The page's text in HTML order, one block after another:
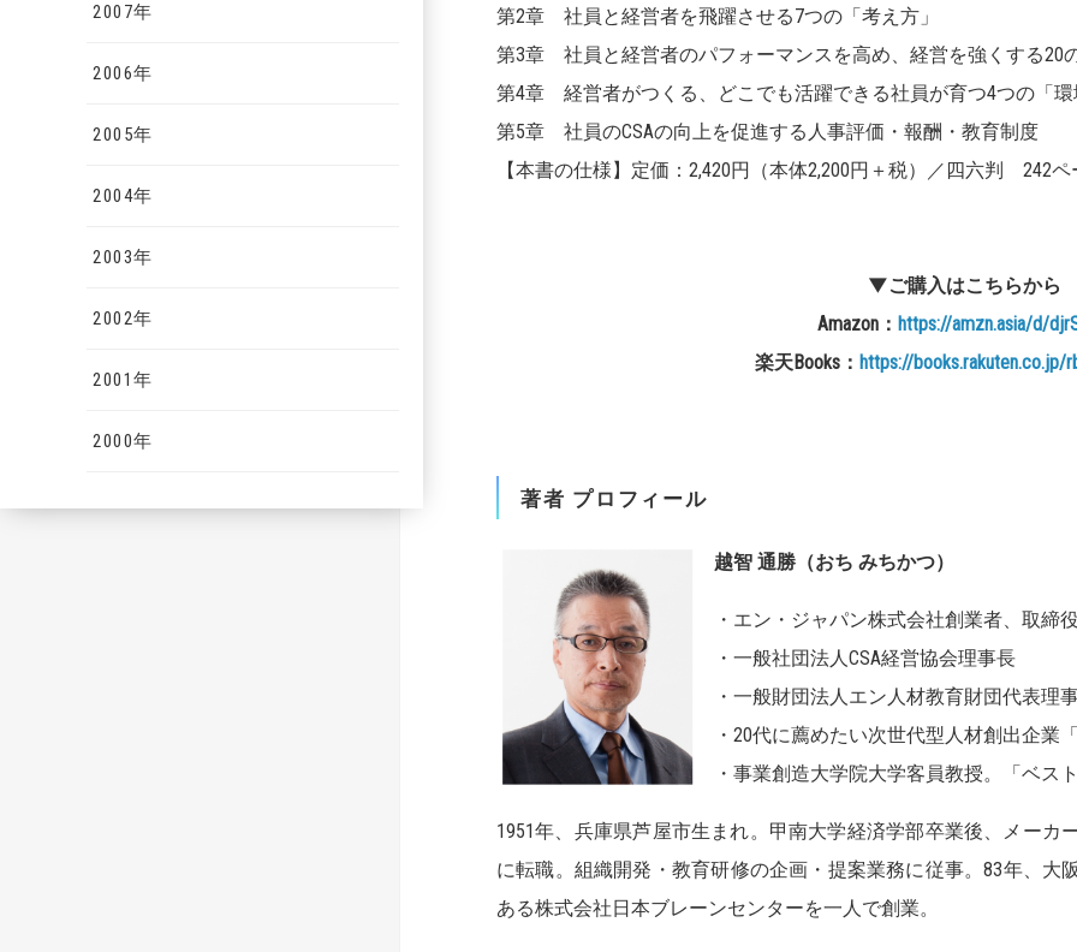
2007年
2006年
2005年
2004年
2003年
2002年
2001年
2000年
第2章 社員と経営者を飛躍させる7つの「考え方」
第3章 社員と経営者のパフォーマンスを高め、経営を強くする20
第4章 経営者がつくる、どこでも活躍できる社員が育つ4つの「環
第5章 社員のCSAの向上を促進する人事評価・報酬・教育制度
【本書の仕様】定価：2,420円（本体2,200円＋税）／四六判 242ペ
▼ご購入はこちらから
Amazon ： https://amzn.asia/d/
楽天Books ： https://books.rakuten.co.jp/
著者 プロフィール
越智 通勝（おち みちかつ）
・エン・ジャパン株式会社創業者、取締
・一般社団法人CSA経営協会理事長
・一般財団法人エン人材教育財団代表理
・20代に薦めたい次世代型人材創出企業
・事業創造大学院大学客員教授。「ベス
1951年、兵庫県芦屋市生まれ。甲南大学経済学部卒業後、メーカ
に転職。組織開発・教育研修の企画・提案業務に従事。83年、大
ある株式会社日本ブレーンセンターを一人で創業。